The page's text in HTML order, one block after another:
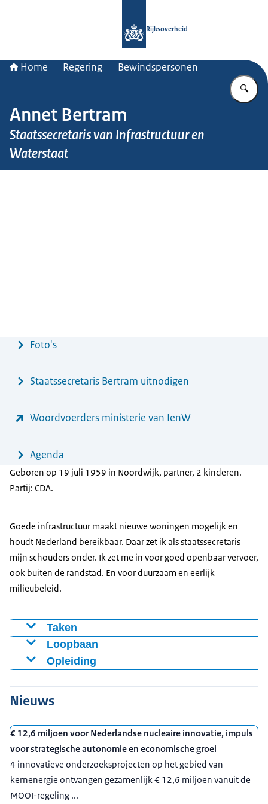
Rijksoverheid
Home Regering Bewindspersonen
Annet Bertram
Staatssecretaris van Infrastructuur en
Waterstaat
MenuFoto's
Staatssecretaris Bertram uitnodigen
Woordvoerders ministerie van IenW
Agenda
Geboren op 19 juli 1959 in Noordwijk, partner, 2 kinderen.
Partij: CDA.
Goede infrastructuur maakt nieuwe woningen mogelijk en
houdt Nederland bereikbaar. Daar zet ik als staatssecretaris
mijn schouders onder. Ik zet me in voor goed openbaar vervoer,
ook buiten de randstad. En voor duurzaam en eerlijk
milieubeleid.
Taken
Milieu: geluidshinder, milieuveiligheid en -risico’s,
gevaarlijke stoffen, biociden en gewasbescherming
en brandstoffen. Niet:klimaat.
Bodem
Internationaal openbaar vervoer
Fietsbeleid
Duurzaam vervoer
Koninklijk Nederlands Meteorologisch Instituut
(KNMI)
Loopbaan
23 februari 2026
het kabinet-Jetten
april 2025 – 23 februari 2026
Secretaris-generaal Asiel en Migratie, ministerie van
Asiel en Migratie
januari 2023 – 23 februari 2026
Directeur-generaal Migratie, ministerie van Justitie en
Veiligheid
Opleiding
1978 – 1983
Sociologie, Universiteit Leiden
1977
Gymnasium Visser ’t Hooft, Leiden
Nieuws
€ 12,6 miljoen voor Nederlandse nucleaire innovatie, impuls
voor strategische autonomie en economische groei
4 innovatieve onderzoeksprojecten op het gebied van
kernenergie ontvangen gezamenlijk € 12,6 miljoen vanuit de
MOOI-regeling ...